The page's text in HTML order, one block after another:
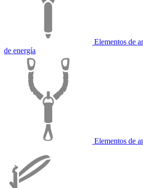
Elementos de
de energía
Elementos de